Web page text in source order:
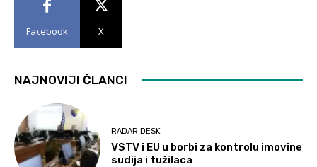
Facebook X
NAJNOVIJI ČLANCI
RADAR DESK
VSTV i EU u borbi za kontrolu imovine
sudija i tužilaca